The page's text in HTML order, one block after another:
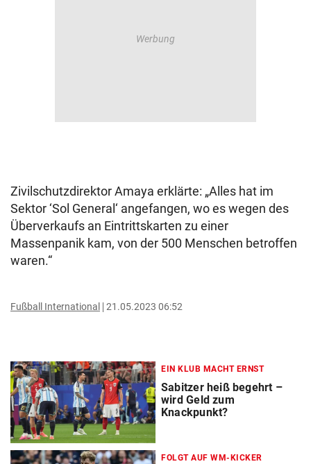
Zivilschutzdirektor Amaya erklärte: „Alles hat im
Sektor ‘Sol General‘ angefangen, wo es wegen des
Überverkaufs an Eintrittskarten zu einer
Massenpanik kam, von der 500 Menschen betroffen
waren.“
Fußball International 21.05.2023 06:52
EIN KLUB MACHT ERNST
Sabitzer heiß begehrt –
wird Geld zum
Knackpunkt?
FOLGT AUF WM-KICKER